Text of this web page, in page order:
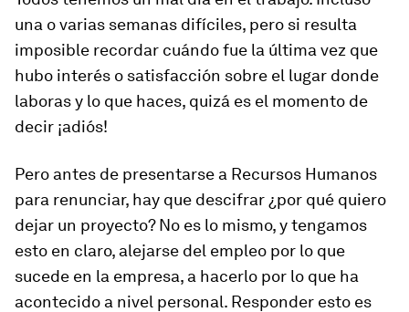
una o varias semanas difíciles, pero si resulta
imposible recordar cuándo fue la última vez que
hubo interés o satisfacción sobre el lugar donde
laboras y lo que haces, quizá es el momento de
decir ¡adiós!
Pero antes de presentarse a Recursos Humanos
para renunciar, hay que descifrar ¿por qué quiero
dejar un proyecto? No es lo mismo, y tengamos
esto en claro, alejarse del empleo por lo que
sucede en la empresa, a hacerlo por lo que ha
acontecido a nivel personal. Responder esto es